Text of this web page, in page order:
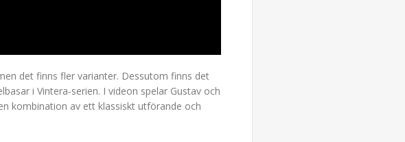
det finns fler varianter. Dessutom finns det
i Vintera-serien. I videon spelar Gustav och
kombination av ett klassiskt utförande och